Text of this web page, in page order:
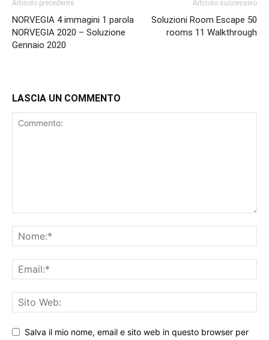
Articolo precedente
NORVEGIA 4 immagini 1 parola
NORVEGIA 2020 – Soluzione
Gennaio 2020
Articolo successivo
Soluzioni Room Escape 50
rooms 11 Walkthrough
LASCIA UN COMMENTO
Salva il mio nome, email e sito web in questo browser per